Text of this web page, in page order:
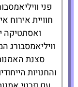
פני
חוויית אירוח
ואסתטיקה
וויליאמסבורג
סצנת
והחנויות